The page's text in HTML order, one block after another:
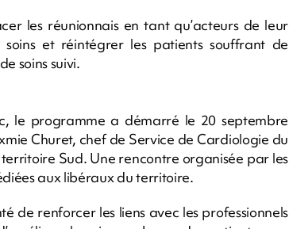
les réunionnais en tant qu’acteurs de leur
et réintégrer les patients souffrant de
soins suivi.
le programme a démarré le 20 septembre
Churet, chef de Service de Cardiologie du
Sud. Une rencontre organisée par les
aux libéraux du territoire.
de renforcer les liens avec les professionnels